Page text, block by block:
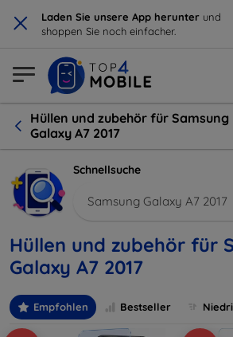
× Laden Sie unsere App herunter und
shoppen Sie noch einfacher.
Hüllen und zubehör für Samsung
Galaxy A7 2017
Schnellsuche
Samsung Galaxy A7 2017
Hüllen und zubehör für
Galaxy A7 2017
Empfohlen Bestseller